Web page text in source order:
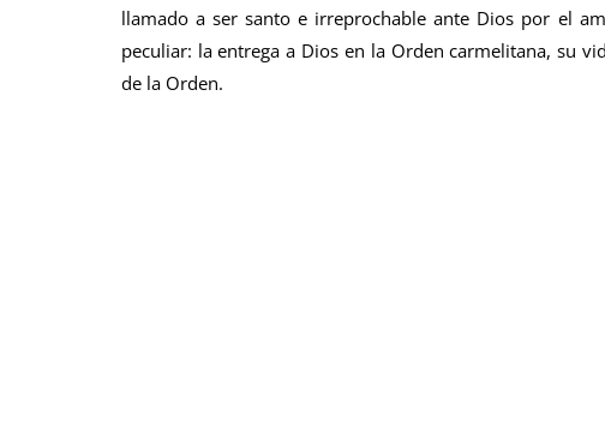
llamado a ser santo e irreprochable ante Dios por el
peculiar: la entrega a Dios en la Orden carmelitana, su
de la Orden.